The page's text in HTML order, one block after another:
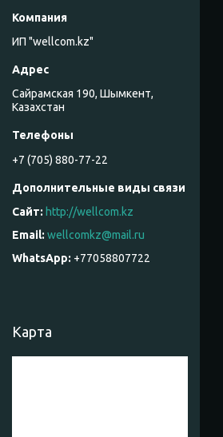
ИП "wellcom.kz"
Сайрамская 190, Шымкент,
Казахстан
+7 (705) 880-77-22
http://wellcom.kz
wellcomkz@mail.ru
+77058807722
Карта